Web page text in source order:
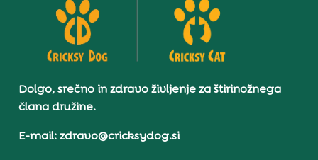
Dolgo, srečno in zdravo življenje za štirinožnega
člana družine.
E-mail: zdravo@cricksydog.si